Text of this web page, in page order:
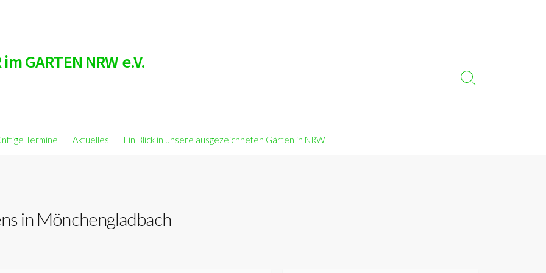
im GARTEN NRW e.V.
Termine Aktuelles Ein Blick in unsere ausgezeichneten Gärten in NRW
Search
in Mönchengladbach